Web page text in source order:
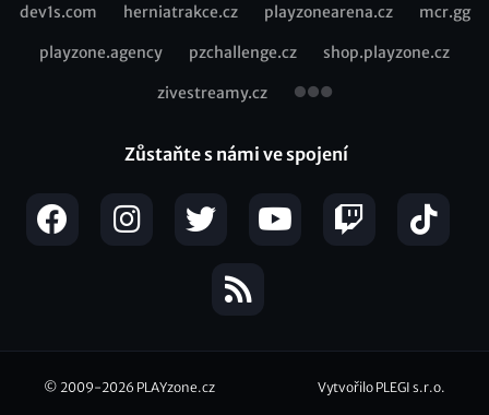
Recommended
dev1s.com herniatrakce.cz playzonearena.cz mcr.gg
playzone.agency pzchallenge.cz shop.playzone.cz
zivestreamy.cz
Zůstaňte s námi ve spojení
© 2009-2026 PLAYzone.cz Vytvořilo PLEGI s.r.o.